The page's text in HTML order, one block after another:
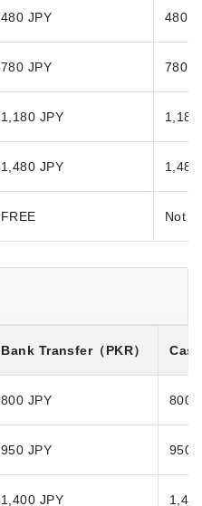
480 JPY 480
780 JPY 780
1,180 JPY
1,480 JPY
FREE Not
Bank Transfer（PKR）
800 JPY 800
950 JPY 950
1,400 JPY